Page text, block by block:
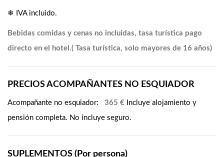
❄ IVA incluido.
Bebidas comidas y cenas no incluidas, tasa turística pago
directo en el hotel.( Tasa turística, solo mayores de 16 años)
PRECIOS ACOMPAÑANTES NO ESQUIADOR
Acompañante no esquiador: 365 € Incluye alojamiento y
pensión completa. No incluye seguro.
SUPLEMENTOS (Por persona)